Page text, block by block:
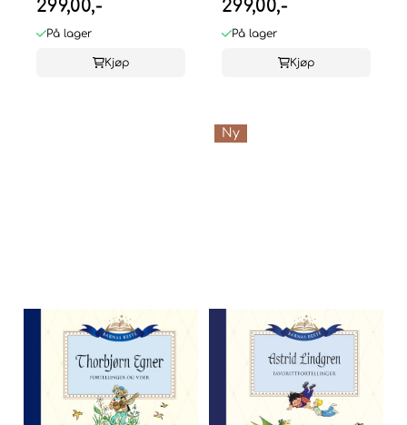
Stephanie ...
299,00,-
På lager
Kjøp
299,00,-
På lager
Kjøp
Ny